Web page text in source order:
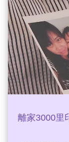
離家3000里